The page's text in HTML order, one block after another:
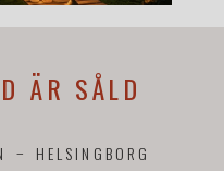
ÄR SÅLD
HELSINGBORG